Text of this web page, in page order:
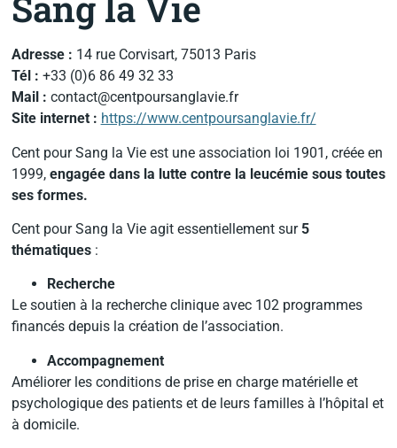
Adresse : 14 rue Corvisart, 75013 Paris
Tél : +33 (0)6 86 49 32 33
Mail : contact@centpoursanglavie.fr
Site internet : https://www.centpoursanglavie.fr/
Cent pour Sang la Vie est une association loi 1901, créée en
1999, engagée dans la lutte contre la leucémie sous toutes
ses formes.
Cent pour Sang la Vie agit essentiellement sur 5
thématiques:
Recherche
Le soutien à la recherche clinique avec 102 programmes
financés depuis la création de l’association.
Accompagnement
Améliorer les conditions de prise en charge matérielle et
psychologique des patients et de leurs familles à l’hôpital et
à domicile.